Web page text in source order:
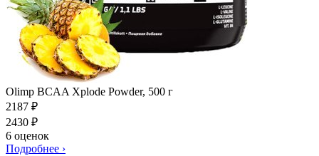
Olimp BCAA Xplode Powder, 500 г
2187 ₽
2430 ₽
6 оценок
Подробнее ›